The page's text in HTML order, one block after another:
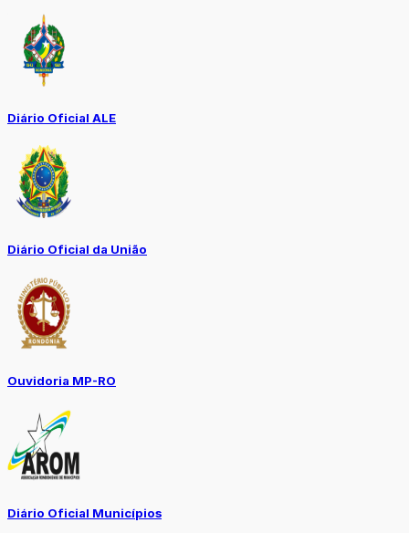
Diário Oficial ALE
Diário Oficial da União
Ouvidoria MP-RO
Diário Oficial Municípios